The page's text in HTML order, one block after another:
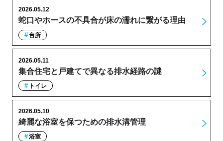
蛇口やホースの不具合が床の濡れに繋がる理由
2026.05.12
台所
集合住宅と戸建てで異なる排水経路の謎
2026.05.11
トイレ
綺麗な浴室を保つための排水溝管理
2026.05.10
浴室